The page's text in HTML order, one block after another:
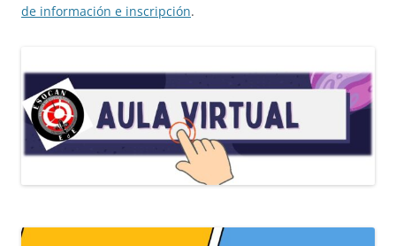
de información e inscripción.